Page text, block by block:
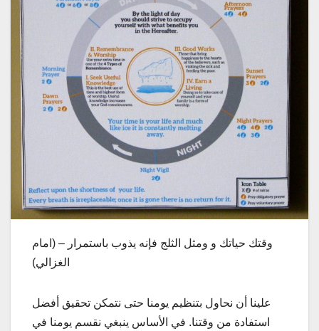
وقتك حياتك و ومثل الثلج فإنه يذوب باستمرار – (امام
الغزالي)
علينا أن نحاول بتنظيم يومنا حتى نتمكن تحقيق أفضل
استفادة من وقتنا. في الأساس ينبغي نقسم يومنا في